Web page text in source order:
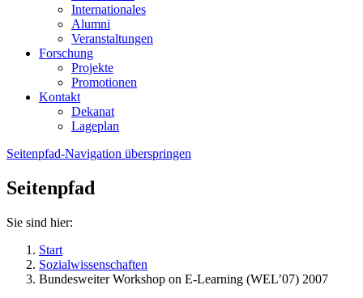
Internationales
Alumni
Veranstaltungen
Forschung
Projekte
Promotionen
Kontakt
Dekanat
Lageplan
Seitenpfad-Navigation überspringen
Seitenpfad
Sie sind hier:
Start
Sozialwissenschaften
Bundesweiter Workshop on E-Learning (WEL’07) 2007